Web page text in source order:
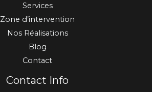
Services
Zone d’intervention
Nos Réalisations
Blog
Contact
Contact Info